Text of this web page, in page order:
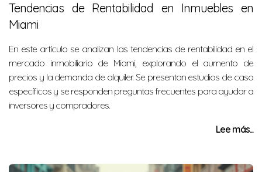
Tendencias de Rentabilidad en Inmuebles en
Miami
En este artículo se analizan las tendencias de rentabilidad en el
mercado inmobiliario de Miami, explorando el aumento de
precios y la demanda de alquiler. Se presentan estudios de caso
específicos y se responden preguntas frecuentes para ayudar a
inversores y compradores.
Lee más...